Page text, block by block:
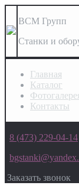
ВСМ Групп
Станки и
Главная
Каталог
Контакты
8 (473) 229-04-14
Заказать звонок